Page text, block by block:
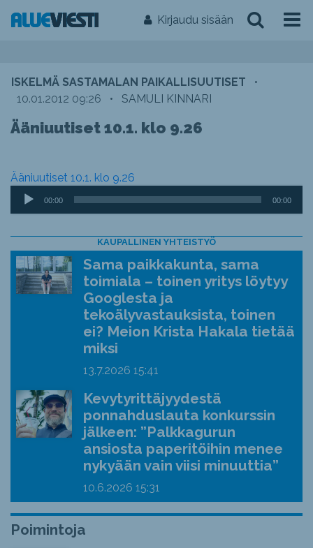
Kirjaudu sisään
ISKELMÄ SASTAMALAN PAIKALLISUUTISET
•
10.01.2012 09:26
• SAMULI KINNARI
Ääniuutiset 10.1. klo 9.26
Ääniuutiset 10.1. klo 9.26
Äänitoistin
00:00 00:00
KAUPALLINEN YHTEISTYÖ
Sama paikkakunta, sama
toimiala – toinen yritys löytyy
Googlesta ja
tekoälyvastauksista, toinen
ei? Meion Krista Hakala tietää
miksi
13.7.2026 15:41
Kevytyrittäjyydestä
ponnahduslauta konkurssin
jälkeen: ”Palkkagurun
ansiosta paperitöihin menee
nykyään vain viisi minuuttia”
10.6.2026 15:31
Poimintoja